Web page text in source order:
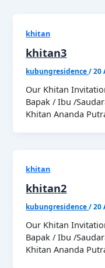
khitan
khitan3
kubungresidence/20
Our Khitan
Bapak / Ibu /
Khitan Ananda
khitan
khitan2
kubungresidence/20
Our Khitan
Bapak / Ibu /
Khitan Ananda